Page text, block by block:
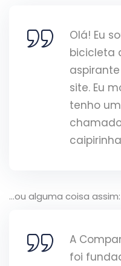
Olá! Eu
bicicleta
site. Eu
tenho
…ou alguma coisa assim:
A
foi